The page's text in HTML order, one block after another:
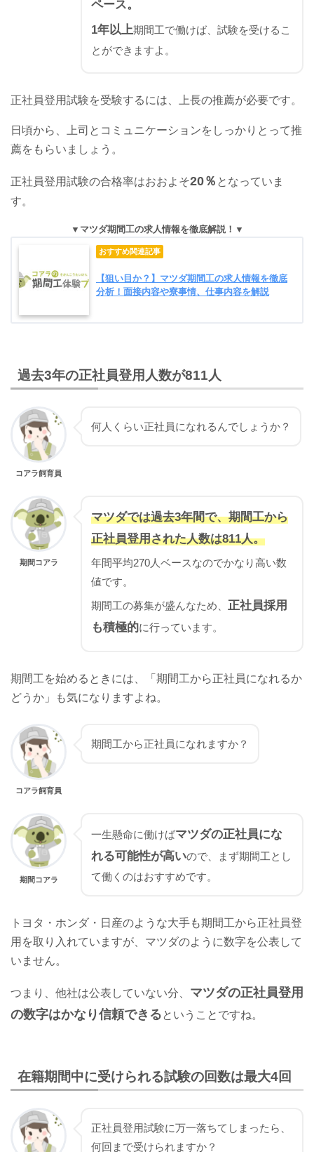
ペース。
1年以上期間工で働けば、試験を受けるこ
とができますよ。
正社員登用試験を受験するには、上長の推薦が必要です。
日頃から、上司とコミュニケーションをしっかりとって推
薦をもらいましょう。
正社員登用試験の合格率はおおよそ20％ となっていま
す。
マツダ期間工の求人情報を徹底解説！
【狙い目か？】マツダ期間工の求人情報を徹底
分析！面接内容や寮事情、仕事内容を解説
過去3年の正社員登用人数が811人
コアラ飼育員
何人くらい正社員になれるんでしょうか？
期間コアラ
マツダでは過去3年間で、期間工から
正社員登用された人数は811人。
年間平均270人ベースなのでかなり高い数
値です。
期間工の募集が盛んなため、 正社員採用
も積極的に行っています。
期間工を始めるときには、「期間工から正社員になれるか
どうか」も気になりますよね。
コアラ飼育員
期間工から正社員になれますか？
期間コアラ
一生懸命に働けばマツダの正社員にな
れる可能性が高いので、まず期間工とし
て働くのはおすすめです。
トヨタ・ホンダ・日産のような大手も期間工から正社員登
用を取り入れていますが、マツダのように数字を公表して
いません。
つまり、他社は公表していない分、 マツダの正社員登用
の数字はかなり信頼できるということですね。
在籍期間中に受けられる試験の回数は最大4回
正社員登用試験に万一落ちてしまったら、
何回まで受けられますか？